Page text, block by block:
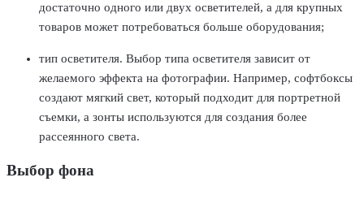
достаточно одного или двух осветителей, а для крупных
товаров может потребоваться больше оборудования;
тип осветителя. Выбор типа осветителя зависит от
желаемого эффекта на фотографии. Например, софтбоксы
создают мягкий свет, который подходит для портретной
съемки, а зонты используются для создания более
рассеянного света.
Выбор фона